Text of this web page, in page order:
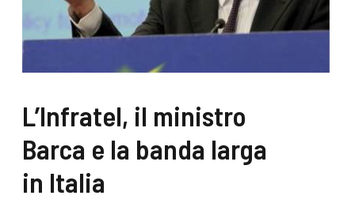
L’Infratel, il ministro
Barca e la banda larga
in Italia